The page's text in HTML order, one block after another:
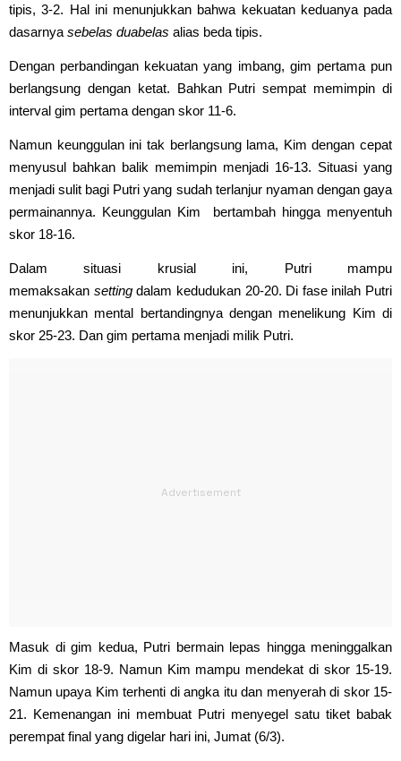
tipis, 3-2. Hal ini menunjukkan bahwa kekuatan keduanya pada
dasarnya sebelas duabelas alias beda tipis.
Dengan perbandingan kekuatan yang imbang, gim pertama pun
berlangsung dengan ketat. Bahkan Putri sempat memimpin di
interval gim pertama dengan skor 11-6.
Namun keunggulan ini tak berlangsung lama, Kim dengan cepat
menyusul bahkan balik memimpin menjadi 16-13. Situasi yang
menjadi sulit bagi Putri yang sudah terlanjur nyaman dengan gaya
permainannya. Keunggulan Kim bertambah hingga menyentuh
skor 18-16.
Dalam situasi krusial ini, Putri mampu
memaksakan settingdalam kedudukan 20-20. Di fase inilah Putri
menunjukkan mental bertandingnya dengan menelikung Kim di
skor 25-23. Dan gim pertama menjadi milik Putri.
Masuk di gim kedua, Putri bermain lepas hingga meninggalkan
Kim di skor 18-9. Namun Kim mampu mendekat di skor 15-19.
Namun upaya Kim terhenti di angka itu dan menyerah di skor 15-
21. Kemenangan ini membuat Putri menyegel satu tiket babak
perempat final yang digelar hari ini, Jumat (6/3).